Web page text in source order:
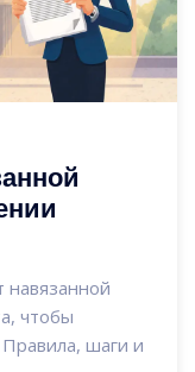
навязанной
чтобы
шаги и